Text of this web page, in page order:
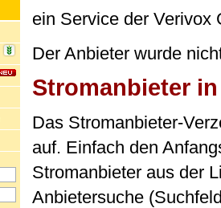
ein Service der Verivox
Der Anbieter wurde
Stromanbieter
Das Stromanbieter-
auf. Einfach den
Stromanbieter aus der
Anbietersuche